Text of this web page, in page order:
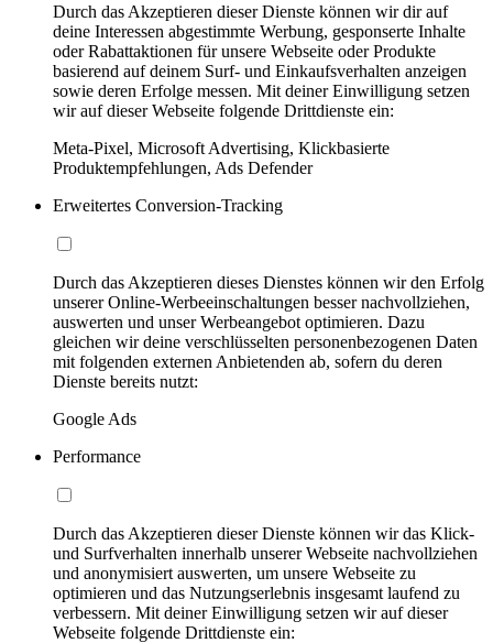
Durch das Akzeptieren dieser Dienste können wir dir auf
deine Interessen abgestimmte Werbung, gesponserte Inhalte
oder Rabattaktionen für unsere Webseite oder Produkte
basierend auf deinem Surf- und Einkaufsverhalten anzeigen
sowie deren Erfolge messen. Mit deiner Einwilligung setzen
wir auf dieser Webseite folgende Drittdienste ein:
Meta-Pixel, Microsoft Advertising, Klickbasierte
Produktempfehlungen, Ads Defender
Erweitertes Conversion-Tracking
Durch das Akzeptieren dieses Dienstes können wir den Erfolg
unserer Online-Werbeeinschaltungen besser nachvollziehen,
auswerten und unser Werbeangebot optimieren. Dazu
gleichen wir deine verschlüsselten personenbezogenen Daten
mit folgenden externen Anbietenden ab, sofern du deren
Dienste bereits nutzt:
Google Ads
Performance
Durch das Akzeptieren dieser Dienste können wir das Klick-
und Surfverhalten innerhalb unserer Webseite nachvollziehen
und anonymisiert auswerten, um unsere Webseite zu
optimieren und das Nutzungserlebnis insgesamt laufend zu
verbessern. Mit deiner Einwilligung setzen wir auf dieser
Webseite folgende Drittdienste ein: